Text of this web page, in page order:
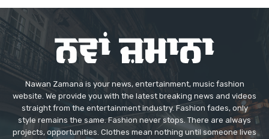
Nawan Zamana is your news, entertainment, music fashion
website. We provide you with the latest breaking news and videos
straight from the entertainment industry. Fashion fades, only
style remains the same. Fashion never stops. There are always
projects, opportunities. Clothes mean nothing until someone lives